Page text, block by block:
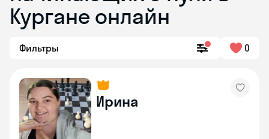
Кургане онлайн
Фильтры 0
Ирина